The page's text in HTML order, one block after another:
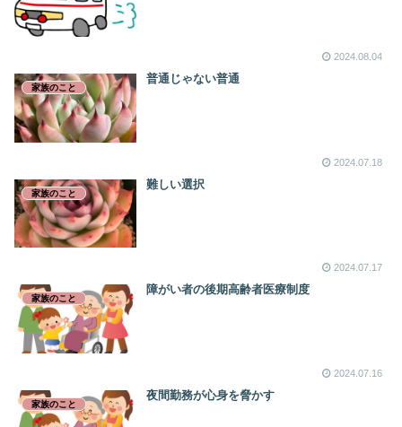
2024.08.04
家族のこと
普通じゃない普通
2024.07.18
家族のこと
難しい選択
2024.07.17
家族のこと
障がい者の後期高齢者医療制度
2024.07.16
家族のこと
夜間勤務が心身を脅かす